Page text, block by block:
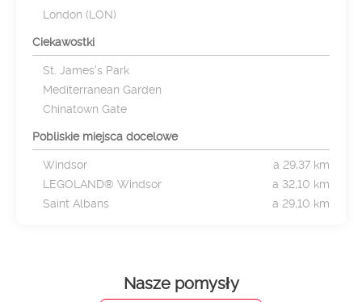
London (LON)
Ciekawostki
St. James's Park
Mediterranean Garden
Chinatown Gate
Pobliskie miejsca docelowe
Windsor
a 29,37 km
LEGOLAND® Windsor
a 32,10 km
Saint Albans
a 29,10 km
Nasze pomysły